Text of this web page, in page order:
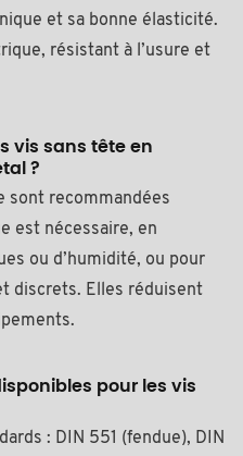
et sa bonne élasticité.
résistant à l’usure et
vis sans tête en
?
sont recommandées
est nécessaire, en
ou d’humidité, ou pour
discrets. Elles réduisent
pour les vis
: DIN 551 (fendue), DIN